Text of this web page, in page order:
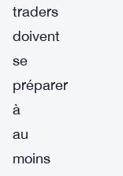
traders
doivent
se
préparer
à
au
moins